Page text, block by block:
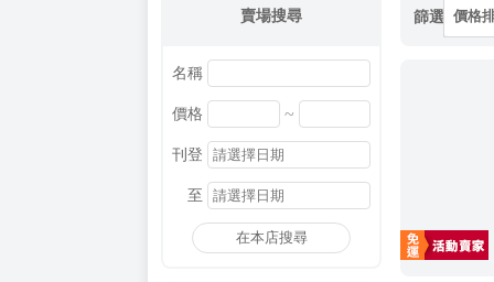
賣場搜尋
名稱
價格 ~
刊登
至
在本店搜尋
篩選 價格